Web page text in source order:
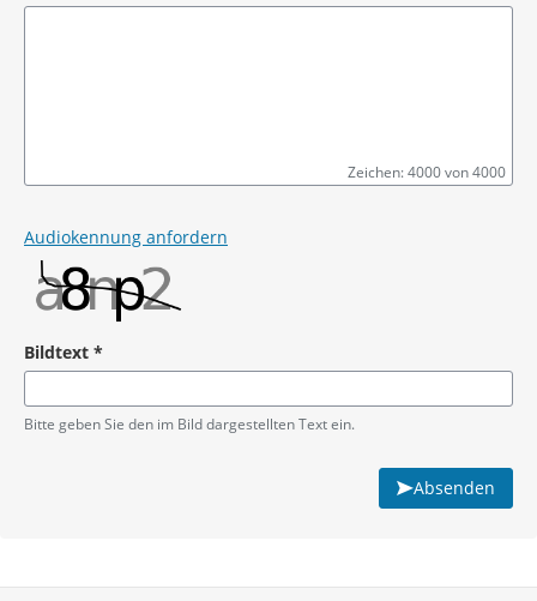
Zeichen: 4000 von 4000
Audiokennung anfordern
Bildtext *
Pflichtangabe
Bitte geben Sie den im Bild dargestellten Text ein.
Absenden